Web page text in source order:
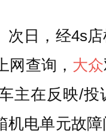
次日，经4s
查询， 大众
主在反映/投
电单元故